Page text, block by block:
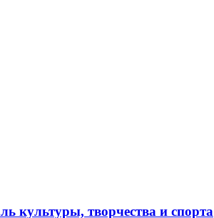
культуры, творчества и спорта